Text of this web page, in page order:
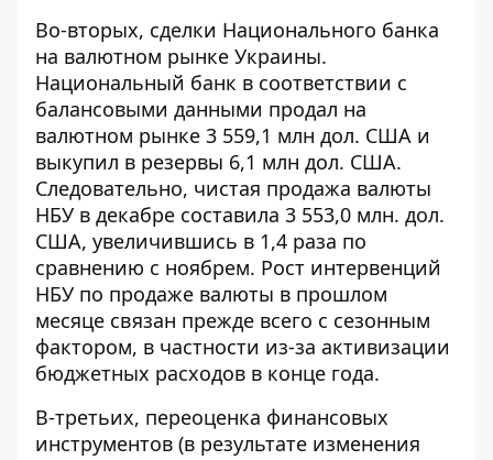
Во-вторых, сделки Национального банка
на валютном рынке Украины.
Национальный банк в соответствии с
балансовыми данными продал на
валютном рынке 3 559,1 млн дол. США и
выкупил в резервы 6,1 млн дол. США.
Следовательно, чистая продажа валюты
НБУ в декабре составила 3 ​​553,0 млн. дол.
США, увеличившись в 1,4 раза по
сравнению с ноябрем. Рост интервенций
НБУ по продаже валюты в прошлом
месяце связан прежде всего с сезонным
фактором, в частности из-за активизации
бюджетных расходов в конце года.
В-третьих, переоценка финансовых
инструментов (в результате изменения